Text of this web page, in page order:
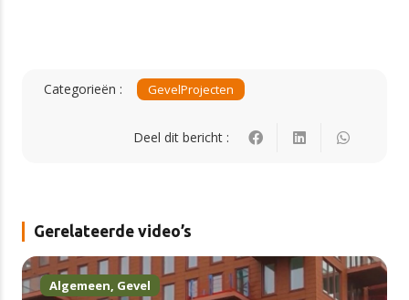
Categorieën : GevelProjecten
Deel dit bericht :
Gerelateerde video’s
Algemeen, Gevel